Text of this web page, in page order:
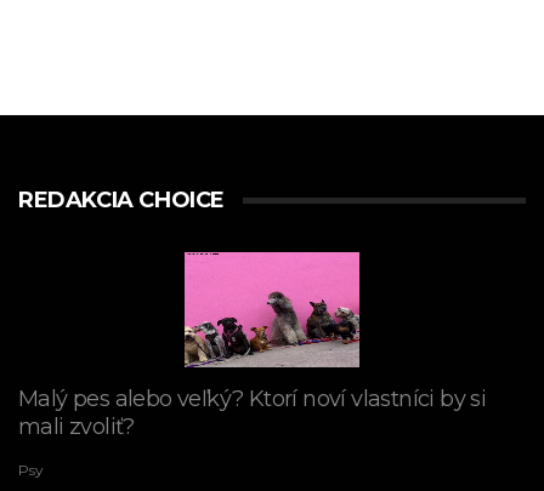
REDAKCIA CHOICE
Malý pes alebo veľký? Ktorí noví vlastníci by si
mali zvoliť?
Psy